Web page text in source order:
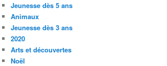
Jeunesse dès 5 ans
Animaux
Jeunesse dès 3 ans
2020
Arts et découvertes
Noël